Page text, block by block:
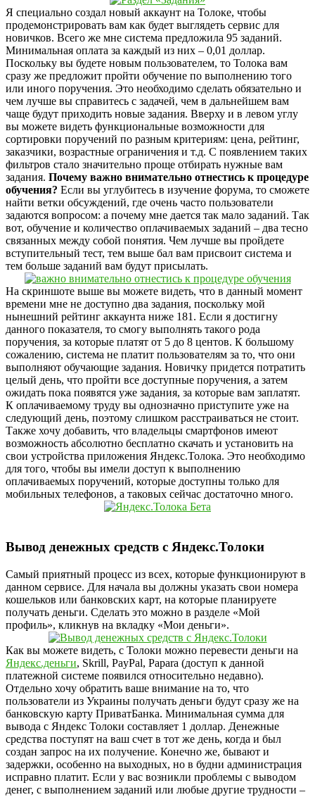
Я специально создал новый аккаунт на Толоке, чтобы
продемонстрировать вам как будет выглядеть сервис для
новичков. Всего же мне система предложила 95 заданий.
Минимальная оплата за каждый из них – 0,01 доллар.
Поскольку вы будете новым пользователем, то Толока вам
сразу же предложит пройти обучение по выполнению того
или иного поручения. Это необходимо сделать обязательно и
чем лучше вы справитесь с задачей, чем в дальнейшем вам
чаще будут приходить новые задания. Вверху и в левом углу
вы можете видеть функциональные возможности для
сортировки поручений по разным критериям: цена, рейтинг,
заказчики, возрастные ограничения и т.д. С появлением таких
фильтров стало значительно проще отбирать нужные вам
задания. Почему важно внимательно отнестись к процедуре
обучения? Если вы углубитесь в изучение форума, то сможете
найти ветки обсуждений, где очень часто пользователи
задаются вопросом: а почему мне дается так мало заданий. Так
вот, обучение и количество оплачиваемых заданий – два тесно
связанных между собой понятия. Чем лучше вы пройдете
вступительный тест, тем выше бал вам присвоит система и
тем больше заданий вам будут присылать.
На скриншоте выше вы можете видеть, что в данный момент
времени мне не доступно два задания, поскольку мой
нынешний рейтинг аккаунта ниже 181. Если я достигну
данного показателя, то смогу выполнять такого рода
поручения, за которые платят от 5 до 8 центов. К большому
сожалению, система не платит пользователям за то, что они
выполняют обучающие задания. Новичку придется потратить
целый день, что пройти все доступные поручения, а затем
ожидать пока появятся уже задания, за которые вам заплатят.
К оплачиваемому труду вы однозначно приступите уже на
следующий день, поэтому слишком расстраиваться не стоит.
Также хочу добавить, что владельцы смартфонов имеют
возможность абсолютно бесплатно скачать и установить на
свои устройства приложения Яндекс.Толока. Это необходимо
для того, чтобы вы имели доступ к выполнению
оплачиваемых поручений, которые доступны только для
мобильных телефонов, а таковых сейчас достаточно много.
Вывод денежных средств с Яндекс.Толоки
Самый приятный процесс из всех, которые функционируют в
данном сервисе. Для начала вы должны указать свои номера
кошельков или банковских карт, на которые планируете
получать деньги. Сделать это можно в разделе «Мой
профиль», кликнув на вкладку «Мои деньги».
Как вы можете видеть, с Толоки можно перевести деньги на
Яндекс.деньги, Skrill, PayPal, Papara (доступ к данной
платежной системе появился относительно недавно).
Отдельно хочу обратить ваше внимание на то, что
пользователи из Украины получать деньги будут сразу же на
банковскую карту ПриватБанка. Минимальная сумма для
вывода с Яндекс Толоки составляет 1 доллар. Денежные
средства поступят на ваш счет в тот же день, когда и был
создан запрос на их получение. Конечно же, бывают и
задержки, особенно на выходных, но в будни администрация
исправно платит. Если у вас возникли проблемы с выводом
денег, с выполнением заданий или любые другие трудности –